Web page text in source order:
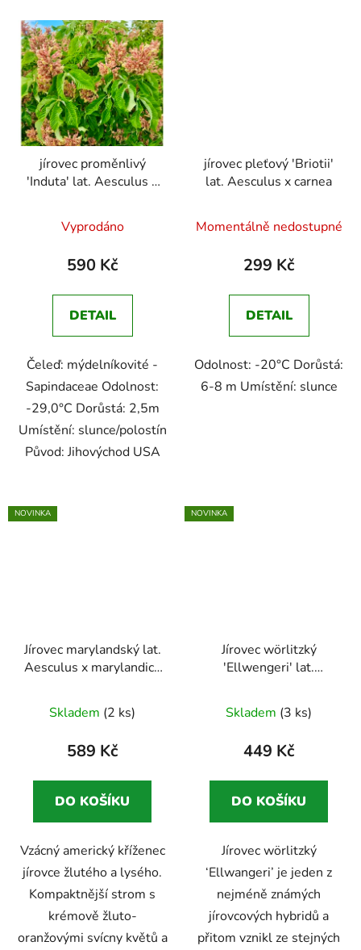
jírovec proměnlivý
'Induta' lat. Aesculus x
hodnocení
produktu
5,0
z
hvězdiček.
Vyprodáno
590 Kč
DETAIL
Čeleď: mýdelníkovité -
Sapindaceae Odolnost:
-29,0°C Dorůstá: 2,5m
Umístění: slunce/polostín
Původ: Jihovýchod USA
jírovec pleťový 'Briotii'
lat. Aesculus x carnea
hodnocení
produktu
5,0
z
hvězdiček.
Momentálně nedostupné
299 Kč
DETAIL
Odolnost: -20°C Dorůstá:
6-8 m Umístění: slunce
NOVINKA
Jírovec marylandský lat.
Aesculus x marylandica
Vzácný americký kaštan
odolný proti klíněnce
Skladem (2 ks)
589 Kč
DO KOŠÍKU
Vzácný americký kříženec
jírovce žlutého a lysého.
Kompaktnější strom s
krémově žluto-
oranžovými svícny květů a
NOVINKA
Jírovec wörlitzký
'Ellwengeri' lat.
woerlitzensis vzácný
sourozenec jírovce
pleťového
Skladem (3 ks)
449 Kč
DO KOŠÍKU
Jírovec wörlitzký
‘Ellwangeri’ je jeden z
nejméně známých
jírovcových hybridů a
přitom vznikl ze stejných